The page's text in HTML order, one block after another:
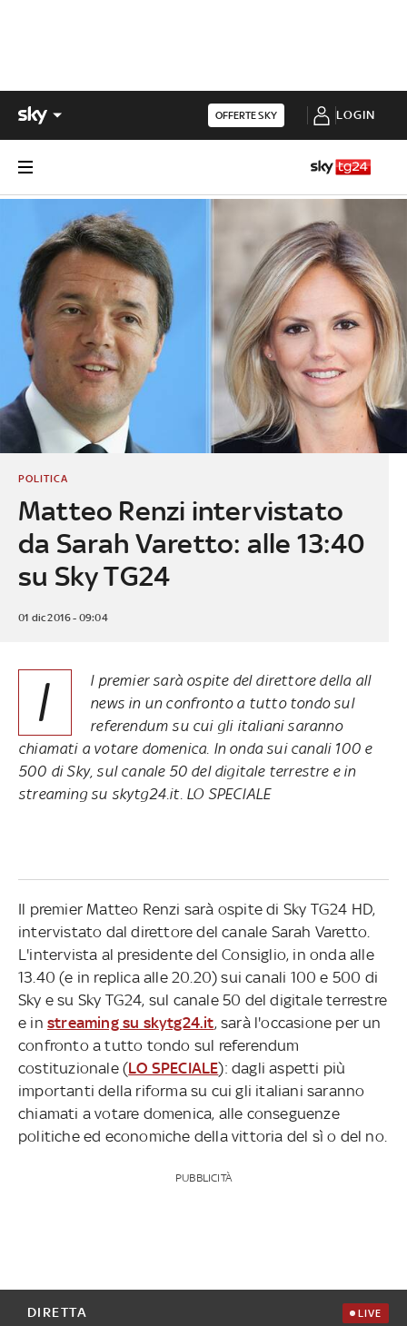
OFFERTE SKY LOGIN
Matteo Renzi intervistato
da Sarah Varetto: alle 13:40
su Sky TG24
POLITICA
01 dic 2016 - 09:04
I
l premier sarà ospite del direttore della all
news in un confronto a tutto tondo sul
referendum su cui gli italiani saranno
chiamati a votare domenica. In onda sui canali 100 e
500 di Sky, sul canale 50 del digitale terrestre ein
streaming su skytg24.it. LO SPECIALE
Il premier Matteo Renzi sarà ospite di Sky TG24 HD,
intervistato dal direttore del canale Sarah Varetto.
L'intervista al presidente del Consiglio, in onda alle
13.40 (e in replica alle 20.20) sui canali 100 e 500 di
Sky e su Sky TG24, sul canale 50 del digitale terrestre
e in streaming su skytg24.it, sarà l'occasione per un
confronto a tutto tondo sul referendum
costituzionale (LO SPECIALE): dagli aspetti più
importanti della riforma su cui gli italiani saranno
chiamati a votare domenica, alle conseguenze
politiche ed economiche della vittoria del sì o del no.
PUBBLICITÀ
DIRETTA LIVE